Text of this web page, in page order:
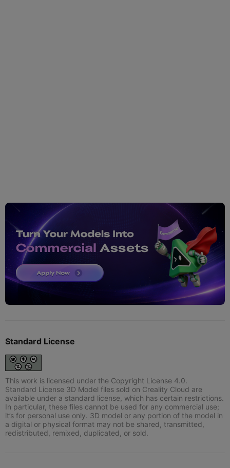
Standard License
This work is licensed under the Copyright License 4.0.
Standard License 3D Model files sold on Creality Cloud are
available under a standard license, which has certain restrictions.
In particular, these files cannot be used for any commercial use;
it’s for personal use only. 3D model or any portion of the model in
a digital or physical format may not be shared, transmitted,
redistributed, remixed, duplicated, or sold.